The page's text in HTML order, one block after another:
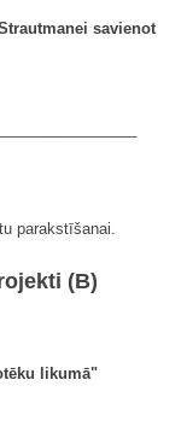
savienot
parakstīšanai.
(B)
likumā"